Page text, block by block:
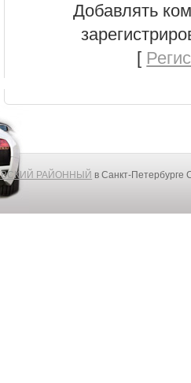
Добавлять
[
РАЙОННЫЙ в Санкт-Петербурге